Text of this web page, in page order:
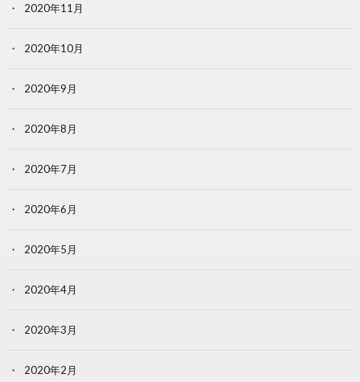
2020年11月
2020年10月
2020年9月
2020年8月
2020年7月
2020年6月
2020年5月
2020年4月
2020年3月
2020年2月